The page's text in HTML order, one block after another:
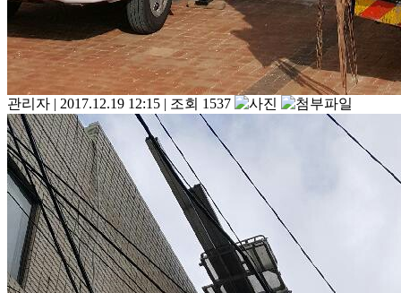
관리자 | 2017.12.19 12:15 | 조회 1537